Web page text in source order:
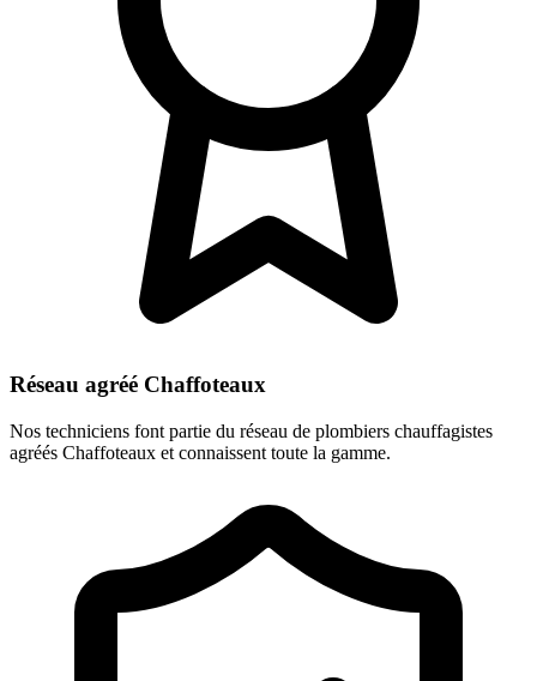
Réseau agréé Chaffoteaux
Nos techniciens font partie du réseau de plombiers chauffagistes
agréés Chaffoteaux et connaissent toute la gamme.